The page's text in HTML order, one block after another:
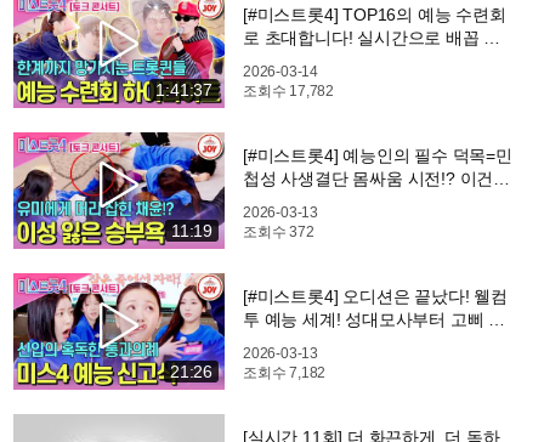
1:41:37
[#미스트롯4] TOP16의 예능 수련회
로 초대합니다! 실시간으로 배꼽 빠
선조이 #TVCHOSUNJOY (TV CHO
2026-03-14
조회수 17,782
11:19
[#미스트롯4] 예능인의 필수 덕목=민
첩성 사생결단 몸싸움 시전!? 이건
(TV CHOSUN 260312 방송)
2026-03-13
조회수372
21:26
[#미스트롯4] 오디션은 끝났다! 웰컴
투 예능 세계! 성대모사부터 고삐 풀
(TV CHOSUN 260312 방송)
2026-03-13
조회수7,182
[실시간 11회] 더 화끈하게, 더 독하